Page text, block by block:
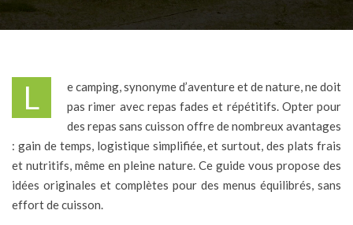
Le camping, synonyme d’aventure et de nature, ne doit
pas rimer avec repas fades et répétitifs. Opter pour
des repas sans cuisson offre de nombreux avantages
: gain de temps, logistique simplifiée, et surtout, des plats frais
et nutritifs, même en pleine nature. Ce guide vous propose des
idées originales et complètes pour des menus équilibrés, sans
effort de cuisson.